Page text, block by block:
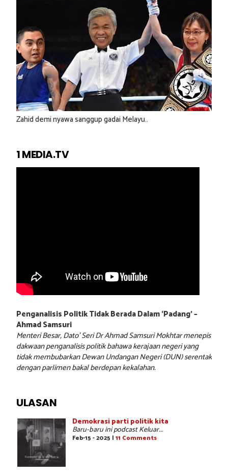
Zahid demi nyawa sanggup gadai Melayu..
1 MEDIA.TV
Penganalisis Politik Tidak Berada Dalam ‘Padang’ –
Ahmad Samsuri
Menteri Besar, Dato’ Seri Dr Ahmad Samsuri Mokhtar menepis
dakwaan penganalisis politik bahawa kerajaan negeri yang
tidak membubarkan Dewan Undangan Negeri (DUN) serentak
dengan parlimen bakal berdepan kekalahan.
ULASAN
Demokrasi parti politik kita
Baru-baru ini podcast Keluar...
Feb-15 - 2025 | 11 Comments